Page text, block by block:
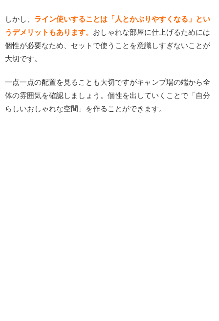
しかし、 ライン使いすることは「人とかぶりやすくなる」とい
うデメリットもあります。 おしゃれな部屋に仕上げるためには
個性が必要なため、セットで使うことを意識しすぎないことが
大切です。
一点一点の配置を見ることも大切ですがキャンプ場の端から全
体の雰囲気を確認しましょう。個性を出していくことで「自分
らしいおしゃれな空間」を作ることができます。